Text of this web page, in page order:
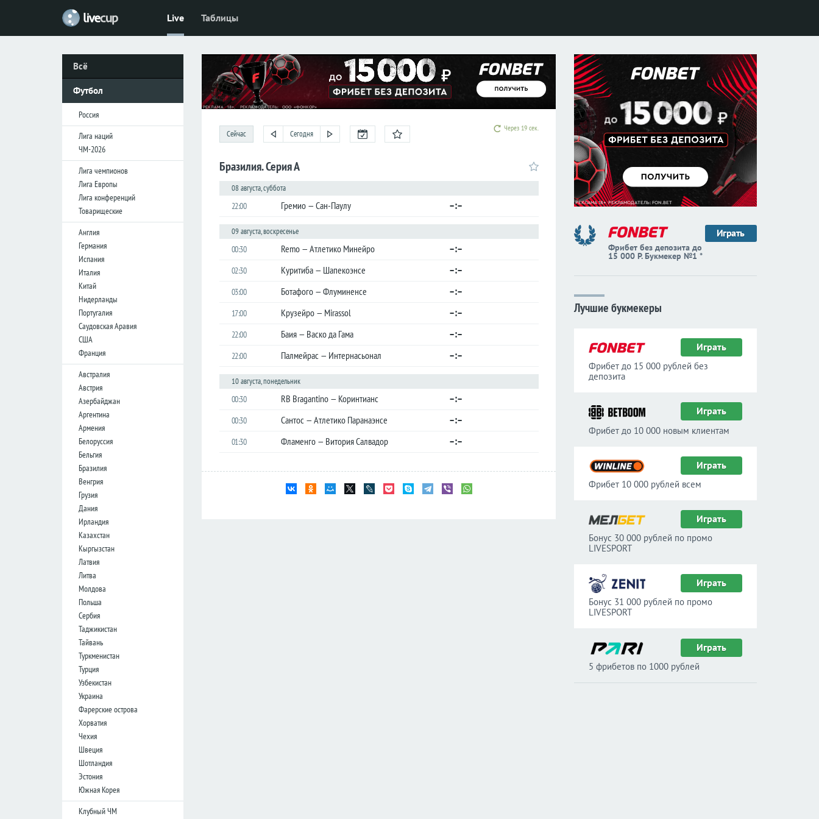
Live Таблицы
Всё
Футбол
Россия
Лига наций
ЧМ-2026
Лига чемпионов
Лига Европы
Лига конференций
Товарищеские
Англия
Германия
Испания
Италия
Китай
Нидерланды
Португалия
Саудовская Аравия
США
Франция
Австралия
Австрия
Азербайджан
Аргентина
Армения
Белоруссия
Бельгия
Бразилия
Венгрия
Грузия
Дания
Ирландия
Казахстан
Кыргызстан
Латвия
Литва
Молдова
Польша
Сербия
Таджикистан
Тайвань
Туркменистан
Турция
Узбекистан
Украина
Фарерские острова
Хорватия
Чехия
Швеция
Шотландия
Эстония
Южная Корея
Клубный ЧМ
Через 19 сек.
Сейчас Сегодня
Бразилия. Серия А
08 августа, суббота
22:00 Гремио — Сан-Паулу –:–
09 августа, воскресенье
00:30 Remo — Атлетико Минейро –:–
02:30 Куритиба — Шапекоэнсе –:–
03:00 Ботафого — Флуминенсе –:–
17:00 Крузейро — Mirassol –:–
22:00 Баия — Васко да Гама –:–
22:00 Палмейрас — Интернасьонал –:–
10 августа, понедельник
00:30 RB Bragantino — Коринтианс –:–
00:30 Сантос — Атлетико Паранаэнсе –:–
01:30 Фламенго — Витория Салвадор –:–
Фрибет без депозита до
15 000 Р. Букмекер №1 *
Играть
Лучшие букмекеры
Играть
Фрибет до 15 000 рублей без
депозита
Играть
Фрибет до 10 000 новым клиентам
Играть
Фрибет 10 000 рублей всем
Играть
Бонус 30 000 рублей по промо
LIVESPORT
Играть
Бонус 31 000 рублей по промо
LIVESPORT
Играть
5 фрибетов по 1000 рублей
Лига наций